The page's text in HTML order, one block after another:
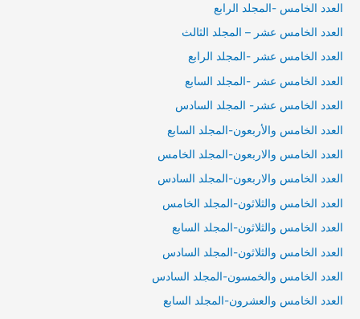
العدد الخامس -المجلد الرابع
العدد الخامس عشر – المجلد الثالث
العدد الخامس عشر -المجلد الرابع
العدد الخامس عشر -المجلد السابع
العدد الخامس عشر- المجلد السادس
العدد الخامس والأربعون-المجلد السابع
العدد الخامس والاربعون-المجلد الخامس
العدد الخامس والاربعون-المجلد السادس
العدد الخامس والثلاثون-المجلد الخامس
العدد الخامس والثلاثون-المجلد السابع
العدد الخامس والثلاثون-المجلد السادس
العدد الخامس والخمسون-المجلد السادس
العدد الخامس والعشرون-المجلد السابع